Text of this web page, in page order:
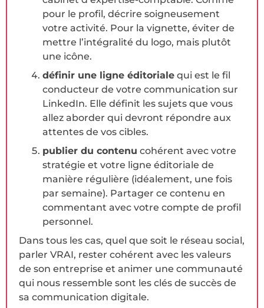
pour le profil, décrire soigneusement
votre activité. Pour la vignette, éviter de
mettre l’intégralité du logo, mais plutôt
une icône.
définir une ligne éditoriale qui est le fil
conducteur de votre communication sur
LinkedIn. Elle définit les sujets que vous
allez aborder qui devront répondre aux
attentes de vos cibles.
publier du contenu cohérent avec votre
stratégie et votre ligne éditoriale de
manière régulière (idéalement, une fois
par semaine). Partager ce contenu en
commentant avec votre compte de profil
personnel.
Dans tous les cas, quel que soit le réseau social,
parler VRAI, rester cohérent avec les valeurs
de son entreprise et animer une communauté
qui nous ressemble sont les clés de succès de
sa communication digitale.